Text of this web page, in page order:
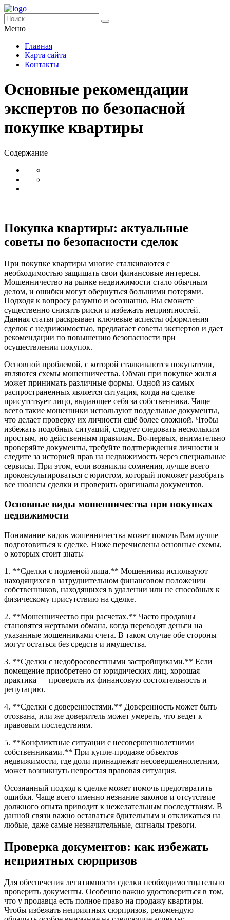
Меню
Главная
Карта сайта
Контакты
Основные рекомендации
экспертов по безопасной
покупке квартиры
Содержание
Покупка квартиры: актуальные
советы по безопасности сделок
При покупке квартиры многие сталкиваются с
необходимостью защищать свои финансовые интересы.
Мошенничество на рынке недвижимости стало обычным
делом, и ошибки могут обернуться большими потерями.
Подходя к вопросу разумно и осознанно, Вы сможете
существенно снизить риски и избежать неприятностей.
Данная статья раскрывает ключевые аспекты оформления
сделок с недвижимостью, предлагает советы экспертов и дает
рекомендации по повышению безопасности при
осуществлении покупок.
Основной проблемой, с которой сталкиваются покупатели,
являются схемы мошенничества. Обман при покупке жилья
может принимать различные формы. Одной из самых
распространенных является ситуация, когда на сделке
присутствует лицо, выдающее себя за собственника. Чаще
всего такие мошенники используют поддельные документы,
что делает проверку их личности ещё более сложной. Чтобы
избежать подобных ситуаций, следует следовать нескольким
простым, но действенным правилам. Во-первых, внимательно
проверяйте документы, требуйте подтверждения личности и
следите за историей прав на недвижимость через специальные
сервисы. При этом, если возникли сомнения, лучше всего
проконсультироваться с юристом, который поможет разобрать
все нюансы сделки и проверить оригиналы документов.
Основные виды мошенничества при покупках
недвижимости
Понимание видов мошенничества может помочь Вам лучше
подготовиться к сделке. Ниже перечислены основные схемы,
о которых стоит знать:
1. **Сделки с подменой лица.** Мошенники используют
находящихся в затруднительном финансовом положении
собственников, находящихся в удалении или не способных к
физическому присутствию на сделке.
2. **Мошенничество при расчетах.** Часто продавцы
становятся жертвами обмана, когда переводят деньги на
указанные мошенниками счета. В таком случае обе стороны
могут остаться без средств и имущества.
3. **Сделки с недобросовестными застройщиками.** Если
помещение приобретено от юридических лиц, хорошая
практика — проверять их финансовую состоятельность и
репутацию.
4. **Сделки с доверенностями.** Доверенность может быть
отозвана, или же доверитель может умереть, что ведет к
правовым последствиям.
5. **Конфликтные ситуации с несовершеннолетними
собственниками.** При купле-продаже объектов
недвижимости, где доли принадлежат несовершеннолетним,
может возникнуть непростая правовая ситуация.
Осознанный подход к сделке может помочь предотвратить
ошибки. Чаще всего именно незнание законов и отсутствие
должного опыта приводит к нежелательным последствиям. В
данной связи важно оставаться бдительным и откликаться на
любые, даже самые незначительные, сигналы тревоги.
Проверка документов: как избежать
неприятных сюрпризов
Для обеспечения легитимности сделки необходимо тщательно
проверить документы. Особенно важно удостовериться в том,
что у продавца есть полное право на продажу квартиры.
Чтобы избежать неприятных сюрпризов, рекомендую